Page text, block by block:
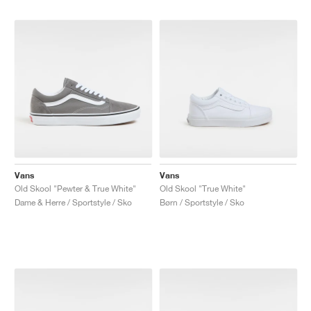
Vans
Old Skool "Pewter & True White"
Dame & Herre / Sportstyle / Sko
Vans
Old Skool "True White"
Børn / Sportstyle / Sko